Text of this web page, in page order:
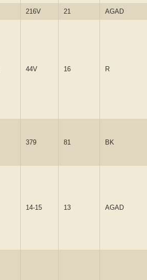
216V 21 AGAD
44V 16 R
379 81 BK
14-15 13 AGAD